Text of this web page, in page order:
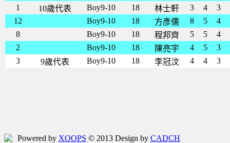
1
10歲代表 Boy9-10 18 林士軒 3 4
3
12
Boy9-10 18 方彥儒 8 5
4
8
Boy9-10 18 程邦齊 5 5
4
2
Boy9-10 18 陳亮宇 4 5
3
3
9歲代表 Boy9-10 18 李冠汶 4 4 3
Powered by XOOPS © 2013 Design by CADCH